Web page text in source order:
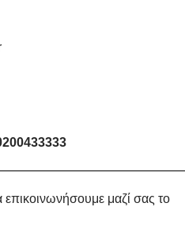
μαζί σας το